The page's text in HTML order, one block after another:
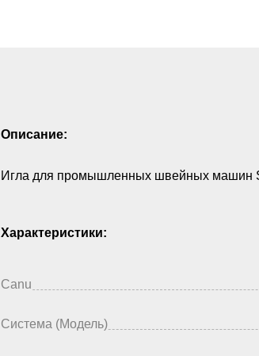
Описание:
Игла для промышленных швейных машин
Характеристики:
Canu
Система (Модель)